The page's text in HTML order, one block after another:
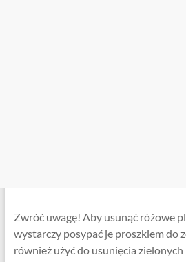
Zwróć uwagę! Aby usunąć różowe
wystarczy posypać je proszkiem do
również użyć do usunięcia zielonych